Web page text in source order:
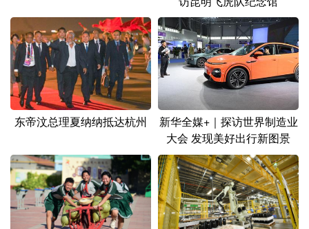
东帝汶总理夏纳纳抵达杭州
新华全媒+｜探访世界制造业
大会 发现美好出行新图景